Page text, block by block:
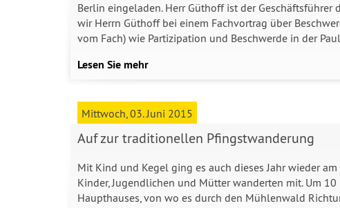
Berlin eingeladen. Herr Güthoff ist der
wir Herrn Güthoff bei einem Fachvortrag über
vom Fach) wie Partizipation und Beschwerde in der
Lesen Sie mehr
Mittwoch, 03. Juni 2015
Auf zur traditionellen Pfingstwanderung
Mit Kind und Kegel ging es auch dieses Jahr wieder
Kinder, Jugendlichen und Mütter wanderten mit. Um
Haupthauses, von wo es durch den Mühlenwald